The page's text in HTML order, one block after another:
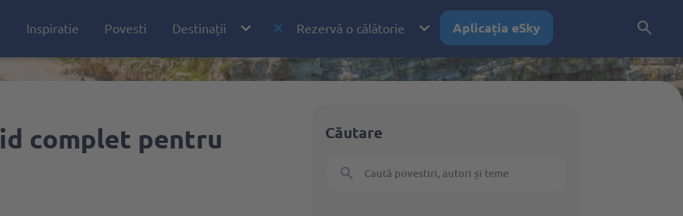
Inspiratie Povesti Destinații
Austria
Rezervă o călătorie
Bilete de avion
Aplicația eSky
complet pentru
Căutare